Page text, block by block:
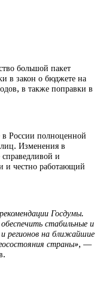
большой пакет
в закон о бюджете на
в также поправки в
в России полноценной
Изменения в
справедливой и
и честно работающий
Госдумы.
стабильные и
и регионов на ближайшие
страны», —